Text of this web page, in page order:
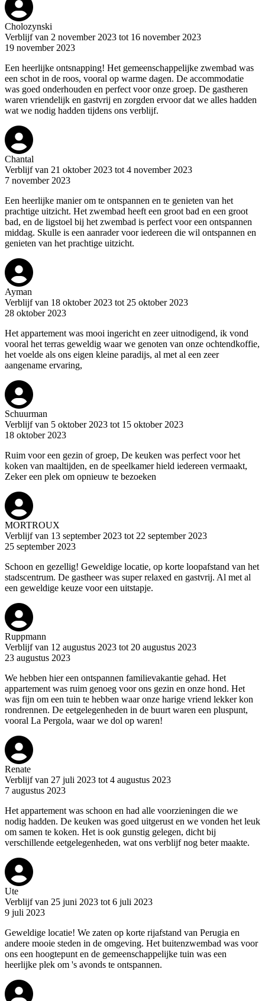
Cholozynski
Verblijf van 2 november 2023 tot 16 november 2023
19 november 2023
Een heerlijke ontsnapping! Het gemeenschappelijke zwembad was
een schot in de roos, vooral op warme dagen. De accommodatie
was goed onderhouden en perfect voor onze groep. De gastheren
waren vriendelijk en gastvrij en zorgden ervoor dat we alles hadden
wat we nodig hadden tijdens ons verblijf.
Chantal
Verblijf van 21 oktober 2023 tot 4 november 2023
7 november 2023
Een heerlijke manier om te ontspannen en te genieten van het
prachtige uitzicht. Het zwembad heeft een groot bad en een groot
bad, en de ligstoel bij het zwembad is perfect voor een ontspannen
middag. Skulle is een aanrader voor iedereen die wil ontspannen en
genieten van het prachtige uitzicht.
Ayman
Verblijf van 18 oktober 2023 tot 25 oktober 2023
28 oktober 2023
Het appartement was mooi ingericht en zeer uitnodigend, ik vond
vooral het terras geweldig waar we genoten van onze ochtendkoffie,
het voelde als ons eigen kleine paradijs, al met al een zeer
aangename ervaring,
Schuurman
Verblijf van 5 oktober 2023 tot 15 oktober 2023
18 oktober 2023
Ruim voor een gezin of groep, De keuken was perfect voor het
koken van maaltijden, en de speelkamer hield iedereen vermaakt,
Zeker een plek om opnieuw te bezoeken
MORTROUX
Verblijf van 13 september 2023 tot 22 september 2023
25 september 2023
Schoon en gezellig! Geweldige locatie, op korte loopafstand van het
stadscentrum. De gastheer was super relaxed en gastvrij. Al met al
een geweldige keuze voor een uitstapje.
Ruppmann
Verblijf van 12 augustus 2023 tot 20 augustus 2023
23 augustus 2023
We hebben hier een ontspannen familievakantie gehad. Het
appartement was ruim genoeg voor ons gezin en onze hond. Het
was fijn om een tuin te hebben waar onze harige vriend lekker kon
rondrennen. De eetgelegenheden in de buurt waren een pluspunt,
vooral La Pergola, waar we dol op waren!
Renate
Verblijf van 27 juli 2023 tot 4 augustus 2023
7 augustus 2023
Het appartement was schoon en had alle voorzieningen die we
nodig hadden. De keuken was goed uitgerust en we vonden het leuk
om samen te koken. Het is ook gunstig gelegen, dicht bij
verschillende eetgelegenheden, wat ons verblijf nog beter maakte.
Ute
Verblijf van 25 juni 2023 tot 6 juli 2023
9 juli 2023
Geweldige locatie! We zaten op korte rijafstand van Perugia en
andere mooie steden in de omgeving. Het buitenzwembad was voor
ons een hoogtepunt en de gemeenschappelijke tuin was een
heerlijke plek om 's avonds te ontspannen.